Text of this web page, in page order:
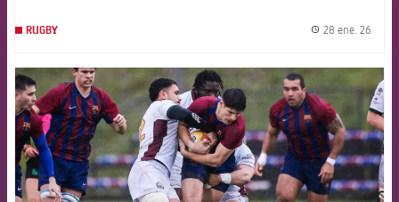
RUGBY 28 ene. 26
FCB Barcelona badge